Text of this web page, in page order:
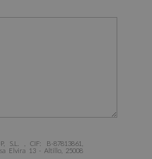
S.L. , CIF: B-87813861,
Elvira 13 - Altillo, 25008